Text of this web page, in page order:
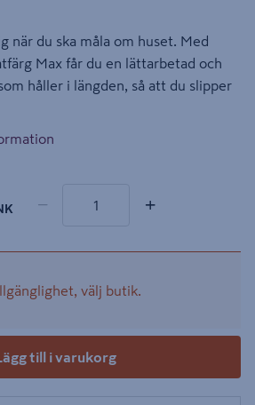
när du ska måla om huset. Med
Max får du en lättarbetad och
håller i längden, så att du slipper
− +
välj butik.
till i varukorg